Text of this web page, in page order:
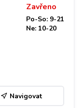
Zavřeno
Po-So: 9-21
Ne: 10-20
Navigovat